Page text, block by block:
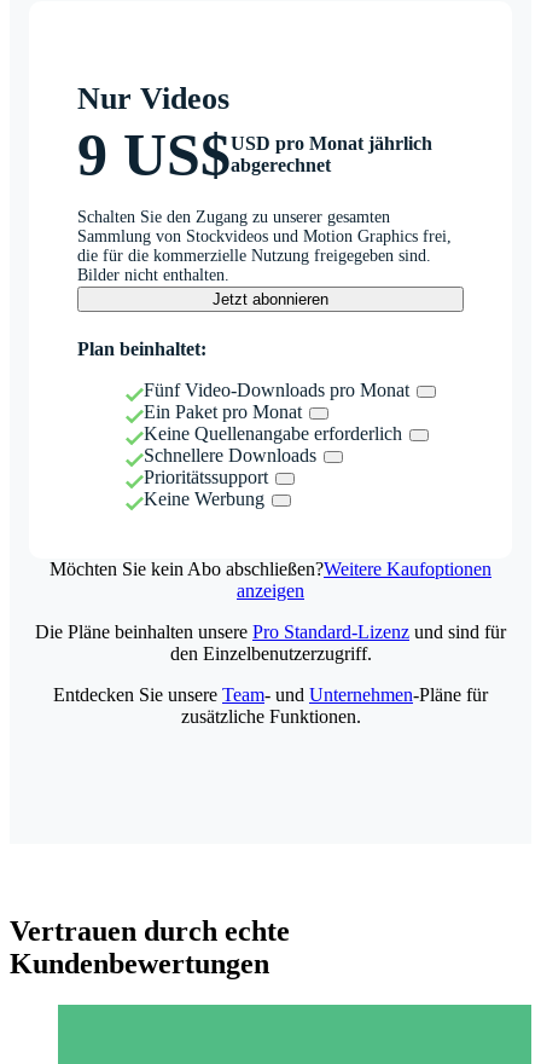
Nur Videos
9 US$USD pro Monat jährlich
abgerechnet
Schalten Sie den Zugang zu unserer gesamten
Sammlung von Stockvideos und Motion Graphics frei,
die für die kommerzielle Nutzung freigegeben sind.
Bilder nicht enthalten.
Jetzt abonnieren
Plan beinhaltet:
Fünf Video-Downloads pro Monat
Ein Paket pro Monat
Keine Quellenangabe erforderlich
Schnellere Downloads
Prioritätssupport
Keine Werbung
Möchten Sie kein Abo abschließen?Weitere Kaufoptionen
anzeigen
Die Pläne beinhalten unsere Pro Standard-Lizenz und sind für
den Einzelbenutzerzugriff.
Entdecken Sie unsere Team- und Unternehmen-Pläne für
zusätzliche Funktionen.
Vertrauen durch echte
Kundenbewertungen